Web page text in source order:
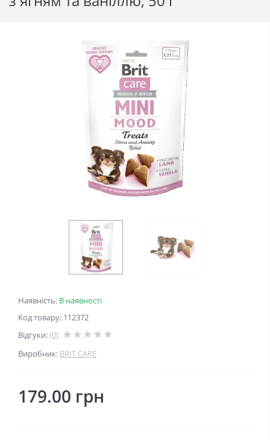
Наявність: В наявності
Код товару: 112372
Відгуки:(0)
Виробник: BRIT CARE
179.00 грн